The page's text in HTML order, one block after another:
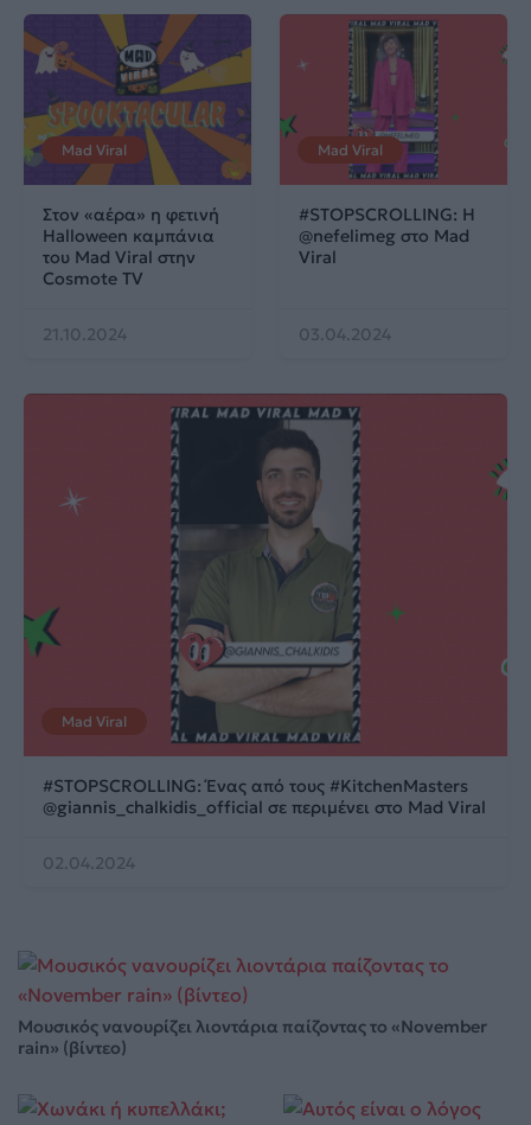
Mad Viral
Στον «αέρα» η φετινή
Halloween καμπάνια
του Mad Viral στην
Cosmote TV
21.10.2024
Mad Viral
#STOPSCROLLING: Η
@nefelimeg στο Mad
Viral
03.04.2024
Mad Viral
#STOPSCROLLING: Ένας από τους #KitchenMasters
@giannis_chalkidis_official σε περιμένει στο Mad Viral
02.04.2024
Μουσικός νανουρίζει λιοντάρια παίζοντας το «November
rain» (βίντεο)